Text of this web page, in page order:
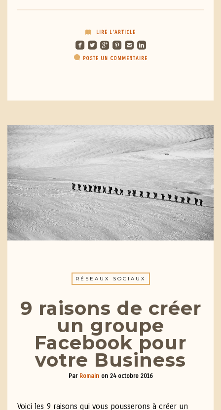
LIRE L'ARTICLE
roundedfacebook roundedtwitterbird roundedgoogleplus roundedpinterest roundedemail roundedlinkedin
POSTE UN COMMENTAIRE
RÉSEAUX SOCIAUX
9 raisons de créer
un groupe
Facebook pour
votre Business
Par Romain on 24 octobre 2016
Voici les 9 raisons qui vous pousserons à créer un